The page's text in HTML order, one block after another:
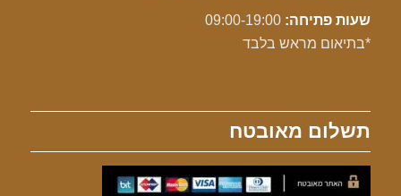
שעות פתיחה:
*בתיאום מראש בלבד
תשלום מאובטח